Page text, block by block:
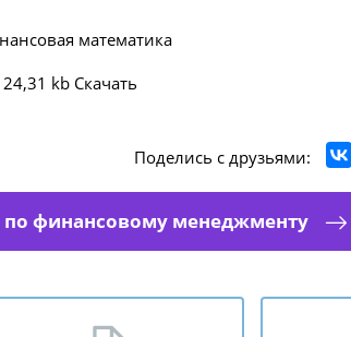
математика
24,31 kb Скачать
Поделись с друзьями:
по финансовому менеджменту